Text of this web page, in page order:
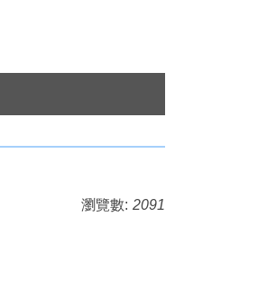
瀏覽數: 2091